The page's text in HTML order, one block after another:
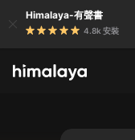
Himalaya-有聲書
4.8k 安裝